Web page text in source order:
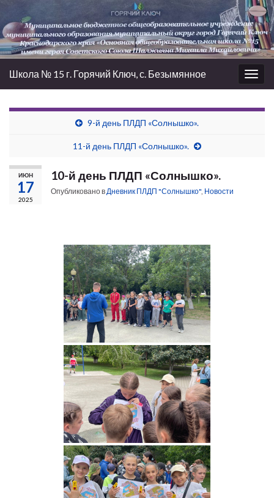
Вкл/
выкл
Школа № 15 г. Горячий Ключ, с. Безымянное
9-й день ПЛДП «Солнышко».
11-й день ПЛДП «Солнышко».
ИЮН
17
2025
10-й день ПЛДП «Солнышко».
Опубликовано вДневник ПЛДП "Солнышко", Новости